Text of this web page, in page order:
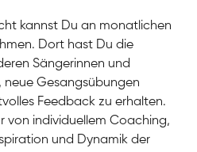
kannst Du an monatlichen
Dort hast Du die
Sängerinnen und
Gesangsübungen
Feedback zu erhalten.
von individuellem Coaching,
und Dynamik der